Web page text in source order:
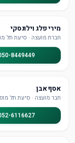
מירי פלג וילונסקי
חברת מועצה · סיעת תל
8449449
אסף אבן
חבר מועצה · סיעת תל
6116627